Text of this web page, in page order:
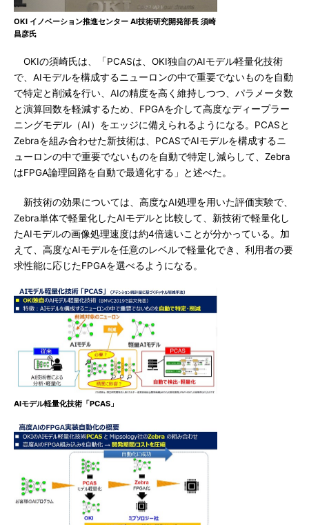
OKI イノベーション推進センター AI技術研究開発部長 須崎
昌彦氏
OKIの須崎氏は、「PCASは、OKI独自のAIモデル軽量化技術
で、AIモデルを構成するニューロンの中で重要でないものを自動
で特定と削減を行い、AIの精度を高く維持しつつ、パラメータ数
と演算回数を軽減するため、FPGAを介して高度なディープラー
ニングモデル（AI）をエッジに備えられるようになる。PCASと
Zebraを組み合わせた新技術は、PCASでAIモデルを構成するニ
ューロンの中で重要でないものを自動で特定し減らして、Zebra
はFPGA論理回路を自動で最適化する」と述べた。
新技術の効果については、高度なAI処理を用いた評価実験で、
Zebra単体で軽量化したAIモデルと比較して、新技術で軽量化し
たAIモデルの画像処理速度は約4倍速いことが分かっている。加
えて、高度なAIモデルを任意のレベルで軽量化でき、利用者の要
求性能に応じたFPGAを選べるようになる。
AIモデル軽量化技術「PCAS」